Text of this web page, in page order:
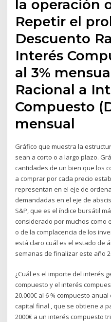
la operación
Repetir el
Descuento
Interés
al 3%
Racional a
Compuesto
mensual
Gráfico que muestra la
sean a corto o a largo plazo.
cantidades de un bien que los
a comprar por cada precio
representan en el eje de
demandadas en el eje de
S&P, que es el índice bursátil
considerado por muchos como
o de la complacencia de los
está claro cuál es el estado de
semanas de finalizar este año
¿Cuál es el importe del interés
compuesto y el interés
20.000€ al 6 % compuesto
capital final , que se obtiene a
2000€ a un interés compuesto